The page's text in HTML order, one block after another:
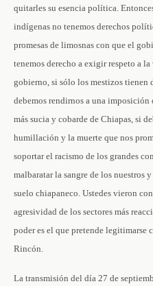
quitarles su esencia política.
indígenas no tenemos derechos
promesas de limosnas con que el
tenemos derecho a exigir respeto a
gobierno, si sólo los mestizos tienen
debemos rendirnos a una
más sucia y cobarde de Chiapas, si
humillación y la muerte que nos
soportar el racismo de los grandes
malbaratar la sangre de los nuestros
suelo chiapaneco. Ustedes vieron
agresividad de los sectores más
poder es el que pretende
Rincón.
La transmisión del día 27 de